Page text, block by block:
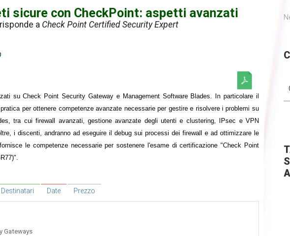
sicure con CheckPoint: aspetti avanzati
a Check Point Certified Security Expert
su Check Point Security Gateway e Management Software Blades. In particolare il
per ottenere competenze avanzate necessarie per gestire e risolvere i problemi su
tra cui firewall avanzati, gestione avanzate degli utenti e clustering, IPsec e VPN
i discenti, andranno ad eseguire il debug sui processi dei firewall e ad ottimizzare le
le competenze necessarie per sostenere l'esame di certificazione "Check Point
Destinatari Date Prezzo
Gateways